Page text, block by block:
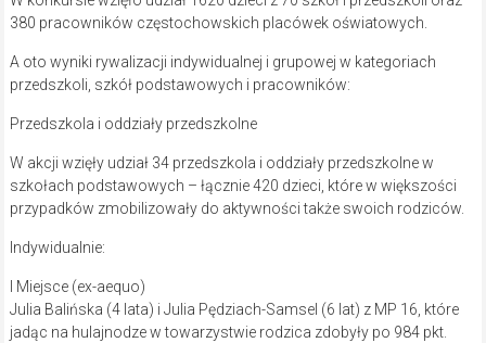
380 pracowników częstochowskich placówek oświatowych.
A oto wyniki rywalizacji indywidualnej i grupowej w kategoriach
przedszkoli, szkół podstawowych i pracowników:
Przedszkola i oddziały przedszkolne
W akcji wzięły udział 34 przedszkola i oddziały przedszkolne w
szkołach podstawowych – łącznie 420 dzieci, które w większości
przypadków zmobilizowały do aktywności także swoich rodziców.
Indywidualnie:
I Miejsce (ex-aequo)
Julia Balińska (4 lata) i Julia Pędziach-Samsel (6 lat) z MP 16, które
jadąc na hulajnodze w towarzystwie rodzica zdobyły po 984 pkt.